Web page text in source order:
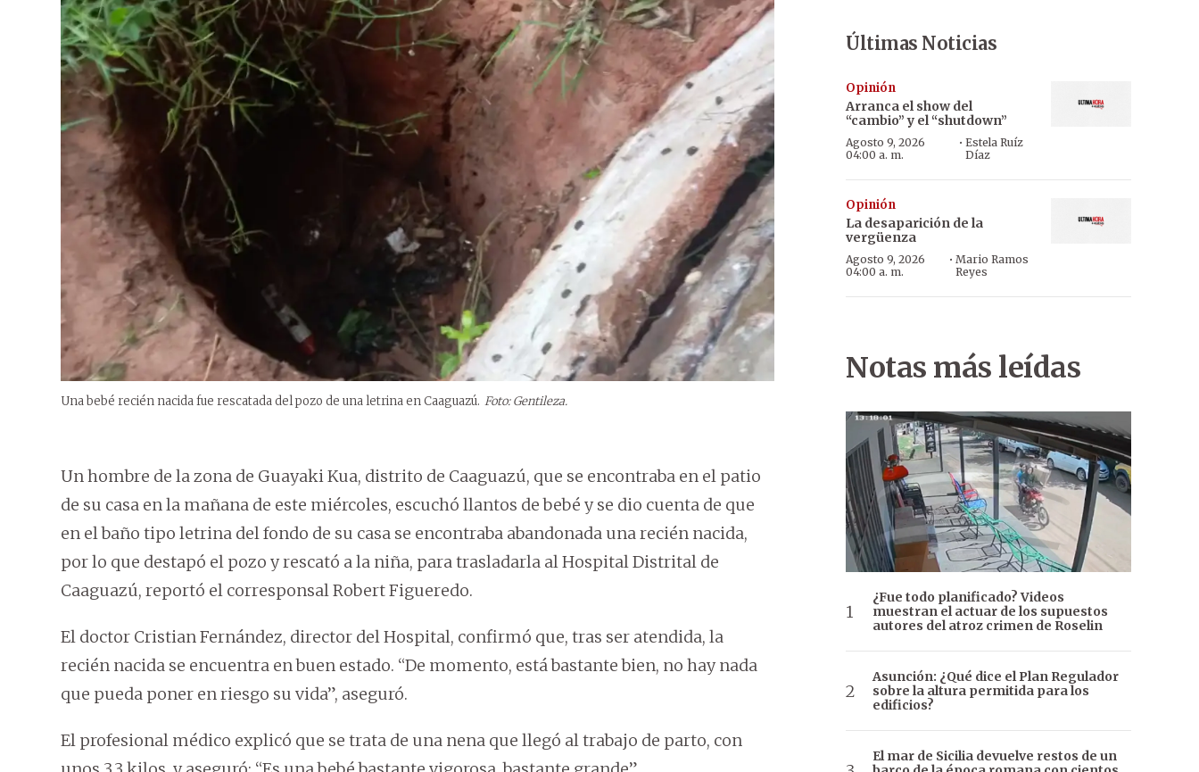
Una bebé recién nacida fue rescatada del pozo de una letrina en Caaguazú. Foto: Gentileza.
Un hombre de la zona de Guayaki Kua, distrito de Caaguazú, que se encontraba en el patio
de su casa en la mañana de este miércoles, escuchó llantos de bebé y se dio cuenta de que
en el baño tipo letrina del fondo de su casa se encontraba abandonada una recién nacida,
por lo que destapó el pozo y rescató a la niña, para trasladarla al Hospital Distrital de
Caaguazú, reportó el corresponsal Robert Figueredo.
El doctor Cristian Fernández, director del Hospital, confirmó que, tras ser atendida, la
recién nacida se encuentra en buen estado. “De momento, está bastante bien, no hay nada
que pueda poner en riesgo su vida”, aseguró.
El profesional médico explicó que se trata de una nena que llegó al trabajo de parto, con
Últimas Noticias
Opinión
Arranca el show del
“cambio” y el “shutdown”
Agosto 9, 2026
04:00 a. m.
·Estela Ruíz
Díaz
Opinión
La desaparición de la
vergüenza
Agosto 9, 2026
04:00 a. m.
· Mario Ramos
Reyes
Notas más leídas
¿Fue todo planificado? Videos
muestran el actuar de los supuestos
autores del atroz crimen de Roselin
Asunción: ¿Qué dice el Plan Regulador
sobre la altura permitida para los
edificios?
El mar de Sicilia devuelve restos de un